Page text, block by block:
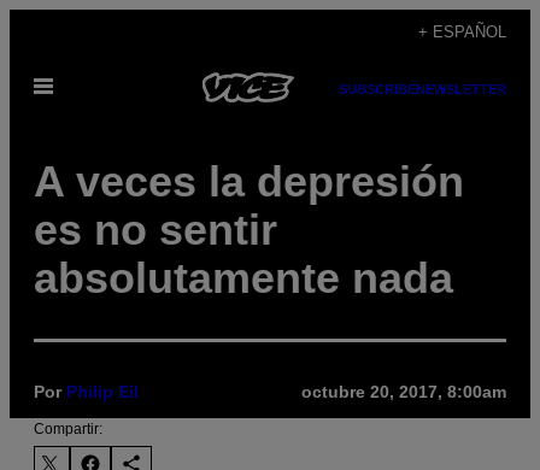
contenido
+ ESPAÑOL
Abrir
SUBSCRIBENEWSLETTER
A veces la depresión
es no sentir
absolutamente nada
Por Philip Eil octubre 20, 2017, 8:00am
Compartir: